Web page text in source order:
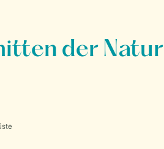
der Natur